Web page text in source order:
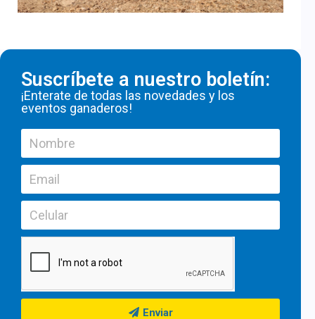
Suscríbete a nuestro boletín:
¡Enterate de todas las novedades y los
eventos ganaderos!
Enviar